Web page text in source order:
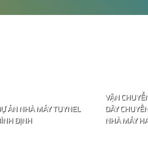
ÁN NHÀ MÁY TUYNEL
ĐỊNH
VẬN
DÂY
NHÀ MÁY